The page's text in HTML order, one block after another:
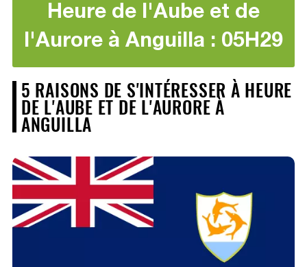
Heure de l'Aube et de
l'Aurore à Anguilla : 05H29
5 RAISONS DE S'INTÉRESSER À HEURE
DE L'AUBE ET DE L'AURORE À
ANGUILLA